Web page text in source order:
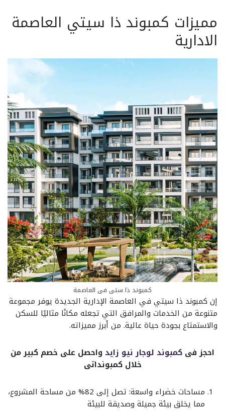
مميزات كمبوند ذا سيتي العاصمة
الادارية
كمبوند ذا ستى فى العاصمة
إن كمبوند ذا سيتي في العاصمة الإدارية الجديدة يوفر مجموعة
متنوعة من الخدمات والمرافق التي تجعله مكانًا مثاليًا للسكن
والاستمتاع بجودة حياة عالية. من أبرز مميزاته.
احجز فى كمبوند لوجار نيو زايد واحصل على خصم كبير من
خلال كمبونداتى
مساحات خضراء واسعة: تصل إلى 82% من مساحة المشروع،
مما يخلق بيئة جميلة وصديقة للبيئة